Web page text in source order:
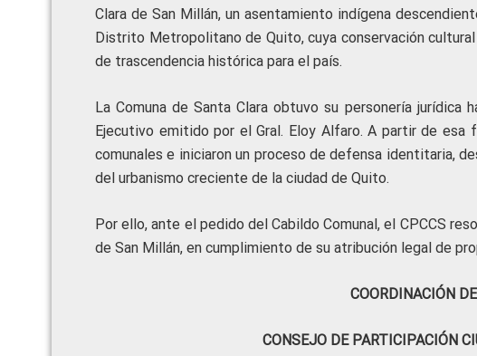
Clara de San Millán, un asentamiento indígena
Distrito Metropolitano de Quito, cuya conservación
de trascendencia histórica para el país.
La Comuna de Santa Clara obtuvo su personería
Ejecutivo emitido por el Gral. Eloy Alfaro. A partir de
comunales e iniciaron un proceso de defensa identitaria,
del urbanismo creciente de la ciudad de Quito.
Por ello, ante el pedido del Cabildo Comunal, el CPCCS
de San Millán, en cumplimiento de su atribución legal de
COORDINACIÓN
CONSEJO DE PARTICIPACIÓN